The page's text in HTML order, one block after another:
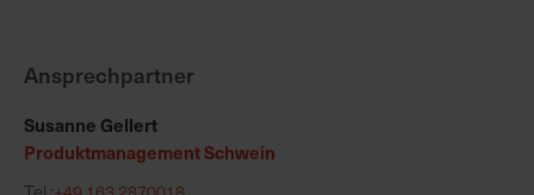
Ansprechpartner
Susanne Gellert
Produktmanagement Schwein